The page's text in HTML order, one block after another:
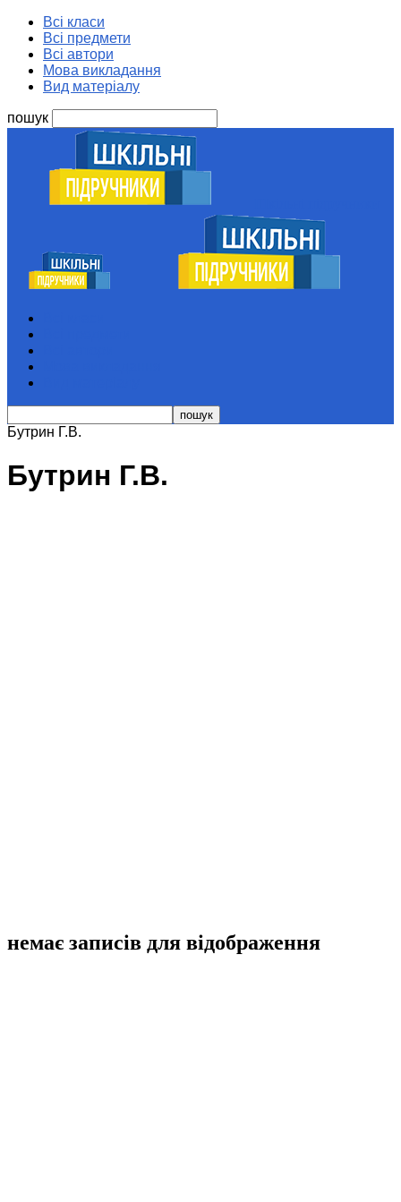
Всі класи
Всі предмети
Всі автори
Мова викладання
Вид матеріалу
пошук
Бутрин Г.В.
Бутрин Г.В.
немає записів для відображення